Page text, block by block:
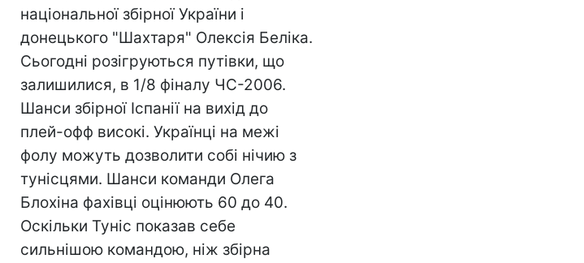
національної збірної України і
донецького "Шахтаря" Олексія Беліка.
Сьогодні розігруються путівки, що
залишилися, в 1/8 фіналу ЧС-2006.
Шанси збірної Іспанії на вихід до
плей-офф високі. Українці на межі
фолу можуть дозволити собі нічию з
тунісцями. Шанси команди Олега
Блохіна фахівці оцінюють 60 до 40.
Оскільки Туніс показав себе
сильнішою командою, ніж збірна